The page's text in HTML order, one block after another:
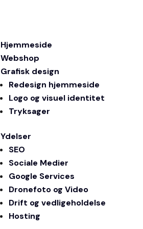
Hjemmeside
Webshop
Grafisk design
Redesign hjemmeside
Logo og visuel identitet
Tryksager
Ydelser
SEO
Sociale Medier
Google Services
Dronefoto og Video
Drift og vedligeholdelse
Hosting